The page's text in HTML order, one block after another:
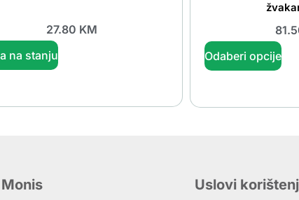
27.80 KM
na stanju
Odaberi opcije
Monis Uslovi